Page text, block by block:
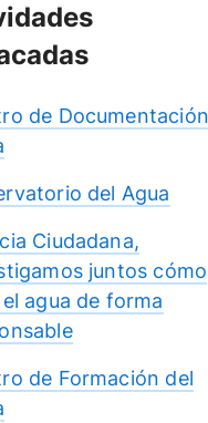
de
del Agua
Ciudadana,
juntos cómo
agua de forma
de Formación del